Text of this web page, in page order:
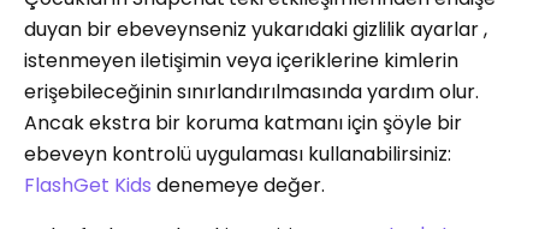
duyan bir ebeveynseniz yukarıdaki gizlilik ayarlar ,
istenmeyen iletişimin veya içeriklerine kimlerin
erişebileceğinin sınırlandırılmasında yardım olur.
Ancak ekstra bir koruma katmanı için şöyle bir
ebeveyn kontrolü uygulaması kullanabilirsiniz:
FlashGet Kids denemeye değer.